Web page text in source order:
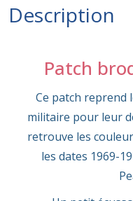
Description
Patch
Ce patch reprend
militaire pour leur
retrouve les
les dates 1969-